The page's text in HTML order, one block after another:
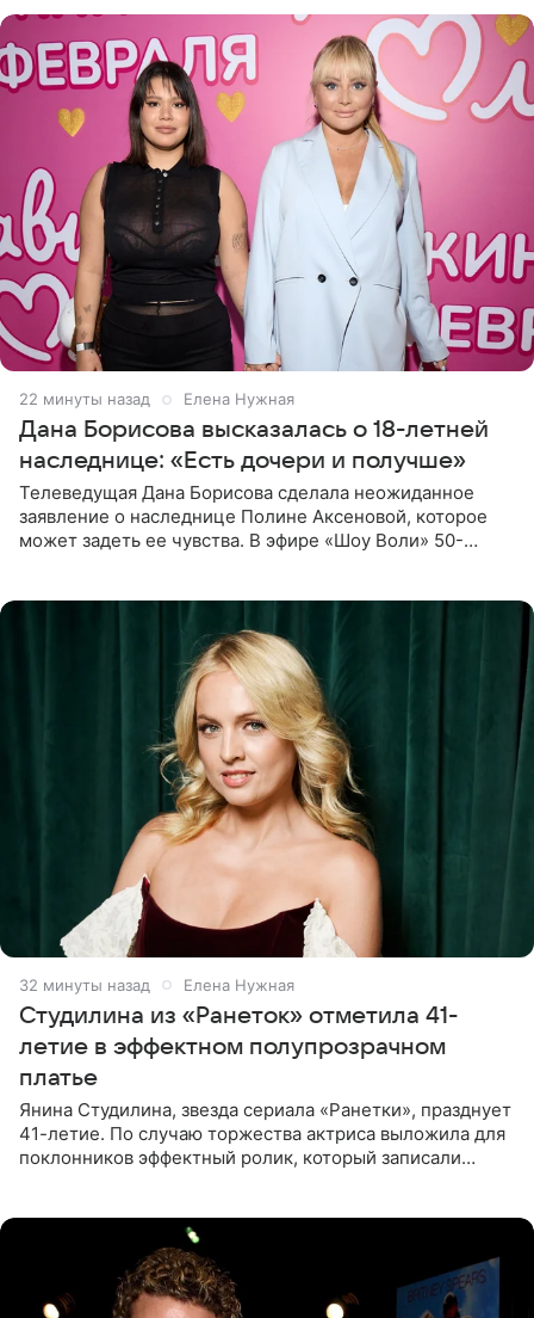
22 минуты назад Елена Нужная
Дана Борисова высказалась о 18-летней
наследнице: «Есть дочери и получше»
Телеведущая Дана Борисова сделала неожиданное
заявление о наследнице Полине Аксеновой, которое
может задеть ее чувства. В эфире «Шоу Воли» 50-
32 минуты назад Елена Нужная
Студилина из «Ранеток» отметила 41-
летие в эффектном полупрозрачном
платье
Янина Студилина, звезда сериала «Ранетки», празднует
41-летие. По случаю торжества актриса выложила для
поклонников эффектный ролик, который записали